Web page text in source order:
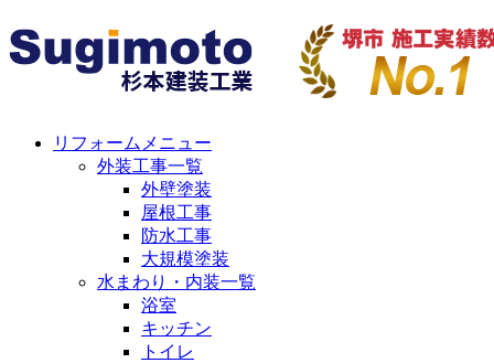
リフォームメニュー
外装工事一覧
外壁塗装
屋根工事
防水工事
大規模塗装
水まわり・内装一覧
浴室
キッチン
トイレ